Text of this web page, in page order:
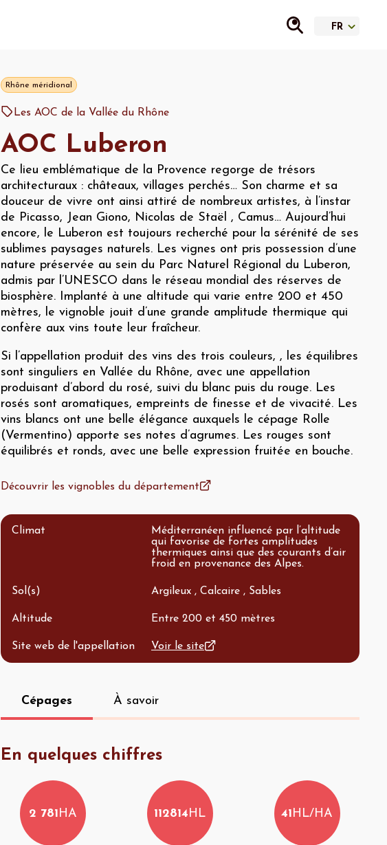
Rhône méridional
Les AOC de la Vallée du Rhône
AOC Luberon
Ce lieu emblématique de la Provence regorge de trésors
architecturaux : châteaux, villages perchés… Son charme et sa
douceur de vivre ont ainsi attiré de nombreux artistes, à l’instar
de Picasso, Jean Giono, Nicolas de Staël , Camus… Aujourd’hui
encore, le Luberon est toujours recherché pour la sérénité de ses
sublimes paysages naturels. Les vignes ont pris possession d’une
nature préservée au sein du Parc Naturel Régional du Luberon,
admis par l’UNESCO dans le réseau mondial des réserves de
biosphère. Implanté à une altitude qui varie entre 200 et 450
mètres, le vignoble jouit d’une grande amplitude thermique qui
confère aux vins toute leur fraîcheur.
Si l’appellation produit des vins des trois couleurs, , les équilibres
sont singuliers en Vallée du Rhône, avec une appellation
produisant d’abord du rosé, suivi du blanc puis du rouge. Les
rosés sont aromatiques, empreints de finesse et de vivacité. Les
vins blancs ont une belle élégance auxquels le cépage Rolle
(Vermentino) apporte ses notes d’agrumes. Les rouges sont
équilibrés et ronds, avec une belle expression fruitée en bouche.
Découvrir les vignobles du département
Climat
Méditerranéen influencé par l’altitude
qui favorise de fortes amplitudes
thermiques ainsi que des courants d’air
froid en provenance des Alpes.
Sol(s) Argileux , Calcaire , Sables
Altitude Entre 200 et 450 mètres
Site web de l'appellation Voir le site
Cépages À savoir
En quelques chiffres
2 781 HA 112814 HL 41 HL/HA